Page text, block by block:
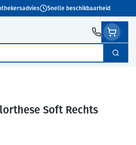
Snelle beschikbaarheid
Zoek
Soft Rechts